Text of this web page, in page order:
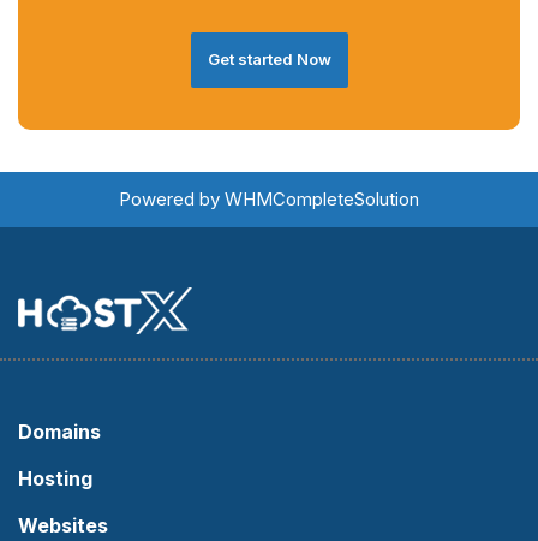
Get started Now
Powered by WHMCompleteSolution
Domains
Hosting
Websites